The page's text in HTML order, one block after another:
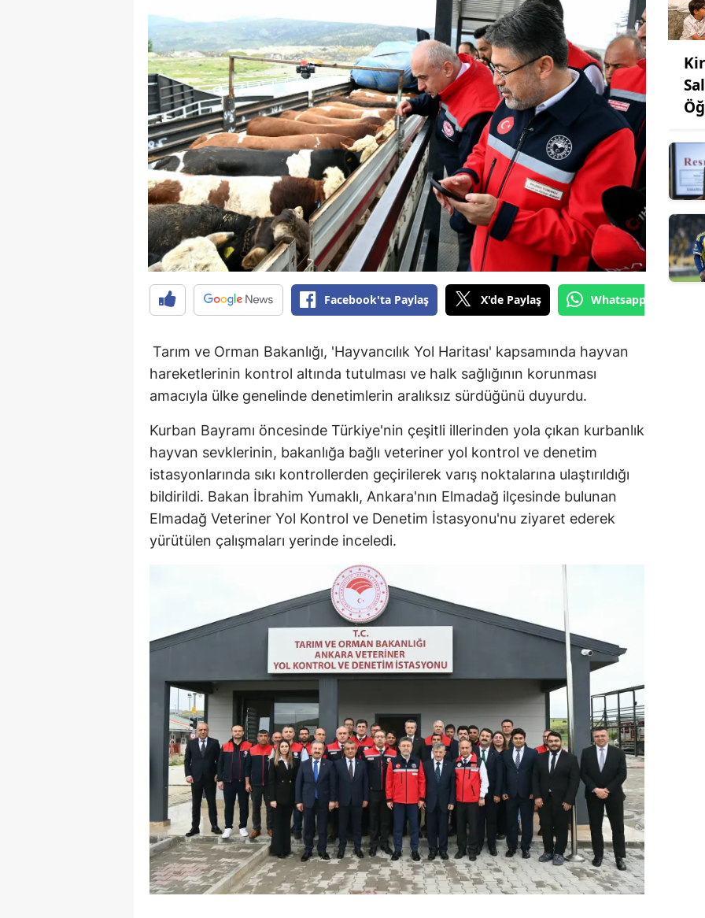
Facebook'ta Paylaş X'de Paylaş Whatsapp'tan
Tarım ve Orman Bakanlığı, 'Hayvancılık Yol Haritası' kapsamında hayvan
hareketlerinin kontrol altında tutulması ve halk sağlığının korunması
amacıyla ülke genelinde denetimlerin aralıksız sürdüğünü duyurdu.
Kurban Bayramı öncesinde Türkiye'nin çeşitli illerinden yola çıkan kurbanlık
hayvan sevklerinin, bakanlığa bağlı veteriner yol kontrol ve denetim
istasyonlarında sıkı kontrollerden geçirilerek varış noktalarına ulaştırıldığı
bildirildi. Bakan İbrahim Yumaklı, Ankara'nın Elmadağ ilçesinde bulunan
Elmadağ Veteriner Yol Kontrol ve Denetim İstasyonu'nu ziyaret ederek
yürütülen çalışmaları yerinde inceledi.